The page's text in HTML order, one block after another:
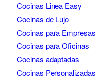
Cocinas Linea Easy
Cocinas de Lujo
Cocinas para Empresas
Cocinas para Oficinas
Cocinas adaptadas
Cocinas Personalizadas